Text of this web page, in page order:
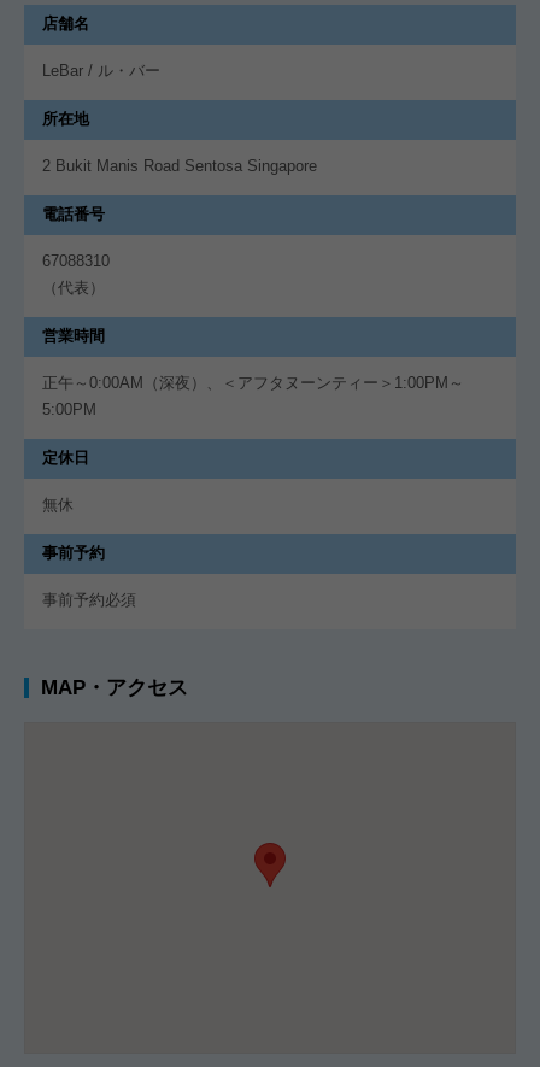
店舗名
LeBar / ル・バー
所在地
2 Bukit Manis Road Sentosa Singapore
電話番号
67088310
（代表）
営業時間
正午～0:00AM（深夜）、＜アフタヌーンティー＞1:00PM～
5:00PM
定休日
無休
事前予約
事前予約必須
MAP・アクセス